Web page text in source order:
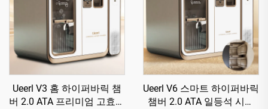
Ueerl V3 홈 하이퍼바릭 챔
버 2.0 ATA 프리미엄 고효율
Ueerl V6 스마트 하이퍼바릭
챔버 2.0 ATA 일등석 시트